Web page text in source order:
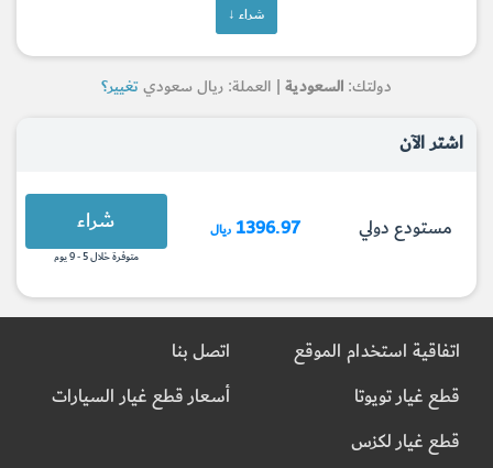
شراء ↓
دولتك: السعودية | العملة: ريال سعوديتغيير؟
اشتر الآن
مستودع دولي 1396.97 ريال شراء
متوفرة خلال 5 - 9 يوم
اتفاقية استخدام الموقع
قطع غيار تويوتا
قطع غيار لكزس
اتصل بنا
أسعار قطع غيار السيارات